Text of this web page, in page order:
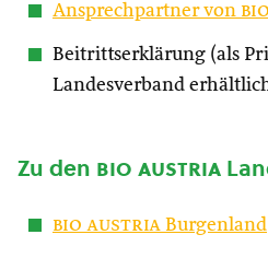
Ansprechpartner von
Beitrittserklärung (als
Landesverband
Zu den bio austria
bio austria Burgenland